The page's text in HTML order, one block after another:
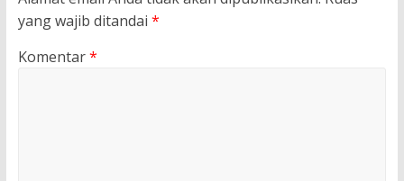
yang wajib ditandai *
Komentar*